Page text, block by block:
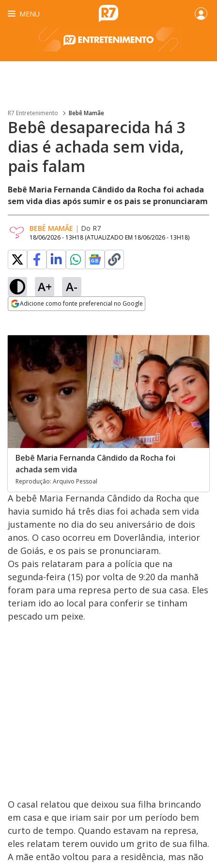
MENU
R7 Entretenimento Bebê Mamãe
Bebê desaparecida há 3
dias é achada sem vida,
pais falam
Bebê Maria Fernanda Cândido da Rocha foi achada
sem vida dias após sumir e os pais se pronunciaram
BEBÊ MAMÃE | Do R7
18/06/2026 - 13H18 (ATUALIZADO EM 18/06/2026 - 13H18)
A+ A-
Adicione como fonte preferencial no Google
Bebê Maria Fernanda Cândido da Rocha foi
achada sem vida
Reprodução: Arquivo Pessoal
A bebê Maria Fernanda Cândido da Rocha que
havia sumido há três dias foi achada sem vida
justamente no dia do seu aniversário de dois
anos. O caso ocorreu em Doverlândia, interior
de Goiás, e os pais se pronunciaram.
Os pais relataram para a polícia que na
segunda-feira (15) por volta de 9:20 da manhã
foram para uma represa perto de sua casa. Eles
teriam ido ao local para conferir se tinham
pescado um peixe.
O casal relatou que deixou sua filha brincando
em casa e que iriam sair por um período bem
curto de tempo. Quando estavam na represa,
eles relatam terem ouvido um grito de sua filha.
A mãe então voltou para a residência, mas não